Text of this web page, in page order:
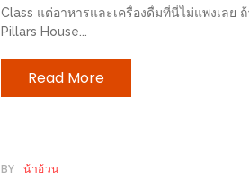
Class แต่อาหารและเครื่องดื่มที่นี่ไม่แพงเลย
Pillars House...
Read More
BY น้าอ้วน